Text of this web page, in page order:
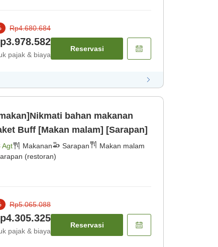
Rp4.680.684
pajak & biaya
Reservasi
bahan makanan
Buff [Makan malam] [Sarapan]
Agt Makanan Sarapan
Makan malam
(restoran)
Rp5.065.088
pajak & biaya
Reservasi